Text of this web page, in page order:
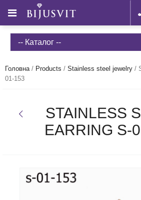
-- Каталог --
Головна/ Products / Stainless steel jewelry /
01-153
STAINLESS
EARRING S-